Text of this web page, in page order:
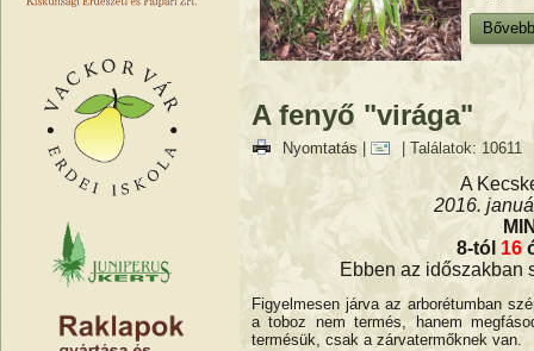
A fenyő "virága"
Nyomtatás | | Találatok: 10611
A
2016.
8-tól 16
Ebben az időszakban
Figyelmesen járva az arborétumban
a toboz nem termés, hanem
termésük, csak a zárvatermőknek van.